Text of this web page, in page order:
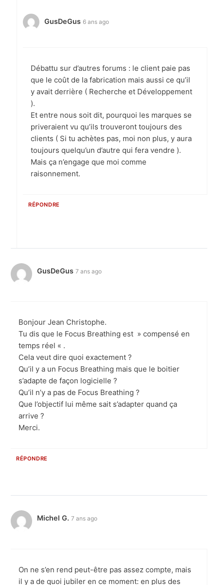
GusDeGus 6 ans ago
Débattu sur d’autres forums : le client paie pas
que le coût de la fabrication mais aussi ce qu’il
y avait derrière ( Recherche et Développement
).
Et entre nous soit dit, pourquoi les marques se
priveraient vu qu’ils trouveront toujours des
clients ( Si tu achètes pas, moi non plus, y aura
toujours quelqu’un d’autre qui fera vendre ).
Mais ça n’engage que moi comme
raisonnement.
RÉPONDRE
GusDeGus 7 ans ago
Bonjour Jean Christophe.
Tu dis que le Focus Breathing est » compensé en
temps réel « .
Cela veut dire quoi exactement ?
Qu’il y a un Focus Breathing mais que le boitier
s’adapte de façon logicielle ?
Qu’il n’y a pas de Focus Breathing ?
Que l’objectif lui même sait s’adapter quand ça
arrive ?
Merci.
RÉPONDRE
Michel G. 7 ans ago
On ne s’en rend peut-être pas assez compte, mais
il y a de quoi jubiler en ce moment: en plus des